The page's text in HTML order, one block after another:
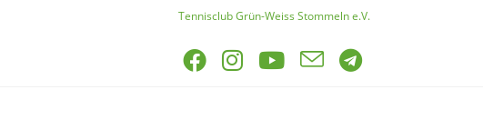
Tennisclub Grün-Weiss Stommeln e.V.